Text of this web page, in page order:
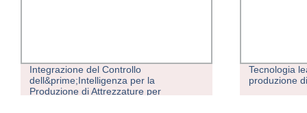
Tecnologia leader per la linea di
produzione di riso fresco di alta qualità
Horse
pressione